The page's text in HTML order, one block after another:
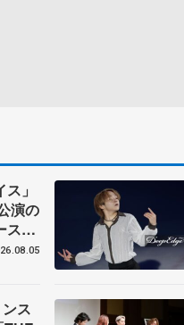
」
演の
ス、
ス